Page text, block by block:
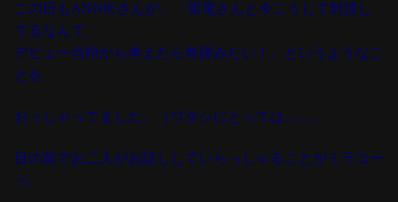
この日もANNIEさんが、「雷電さんと今こうして対談し
てるなんて、
デビュー当時から考えたら奇跡みたい！」というようなこ
とを
おっしゃってました。 （ワタシにとっては……、
目の前でお二人がお話ししていらっしゃることがミラコー
っ。